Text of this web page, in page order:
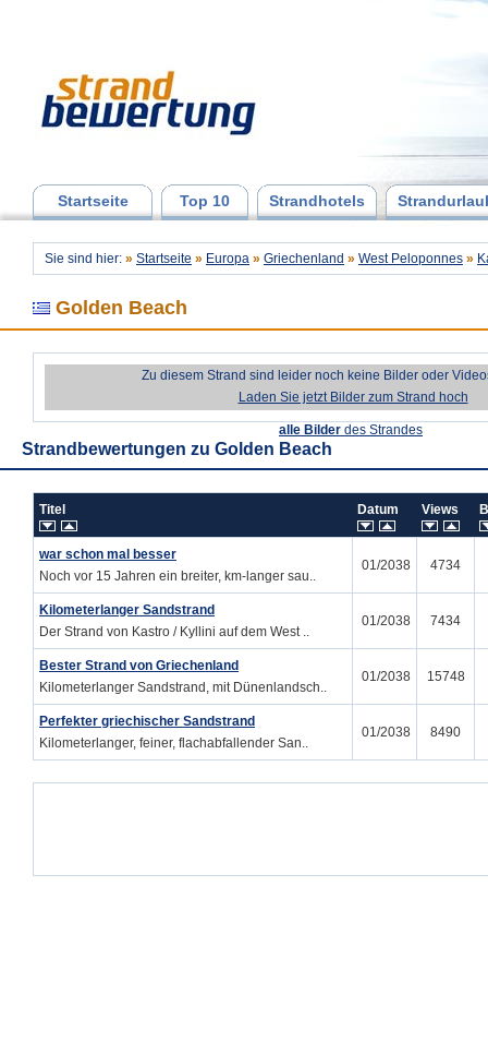
Startseite Top 10 Strandhotels
Sie sind hier: » Startseite » Europa » Griechenland » West Peloponnes »
Golden Beach
Zu diesem Strand sind leider noch keine Bilder oder
Laden Sie jetzt Bilder zum Strand hoch
alle Bilder des Strandes
Strandbewertungen zu Golden Beach
Titel Datum Views
war schon mal besser
Noch vor 15 Jahren ein breiter, km-langer sau..
01/2038 4734
Kilometerlanger Sandstrand
Der Strand von Kastro / Kyllini auf dem West ..
01/2038 7434
Bester Strand von Griechenland
Kilometerlanger Sandstrand, mit Dünenlandsch..
01/2038 15748
Perfekter griechischer Sandstrand
Kilometerlanger, feiner, flachabfallender San..
01/2038 8490